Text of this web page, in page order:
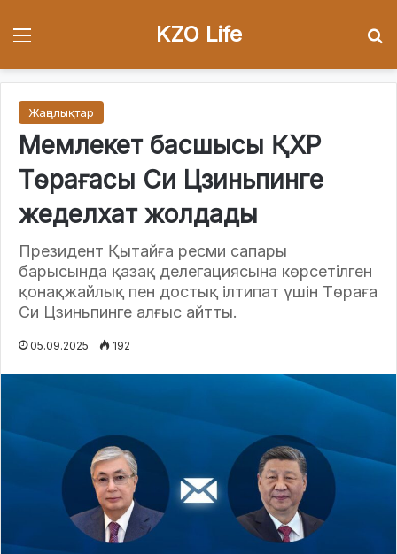
KZO Life
Жаңалықтар
Мемлекет басшысы ҚХР
Төрағасы Си Цзиньпинге
жеделхат жолдады
Президент Қытайға ресми сапары
барысында қазақ делегациясына көрсетілген
қонақжайлық пен достық ілтипат үшін Төраға
Си Цзиньпинге алғыс айтты.
05.09.2025 192